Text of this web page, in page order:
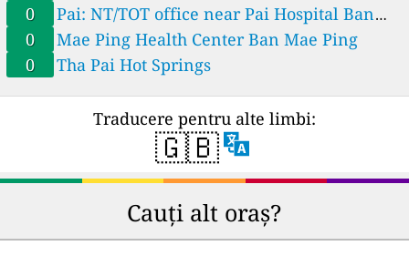
Toeng
0
Pai: NT/TOT office near Pai Hospital Ban
Mai Saha Sampan
0
Mae Ping Health Center Ban Mae Ping
0
Tha Pai Hot Springs
Traducere pentru alte limbi:
🇬🇧
Cauți alt oraș?